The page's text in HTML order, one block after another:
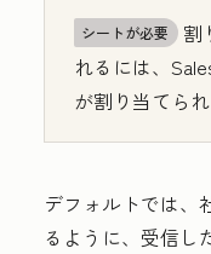
シートが必要
割
れるには、
が割り当てら
デフォルトでは、
るように、受信し